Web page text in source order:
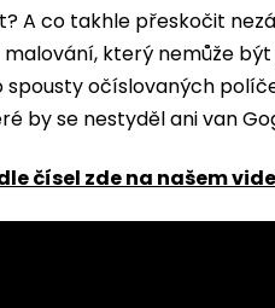
A co takhle přeskočit
malování, který nemůže být
spousty očíslovaných
by se nestyděl ani van
čísel zde na našem